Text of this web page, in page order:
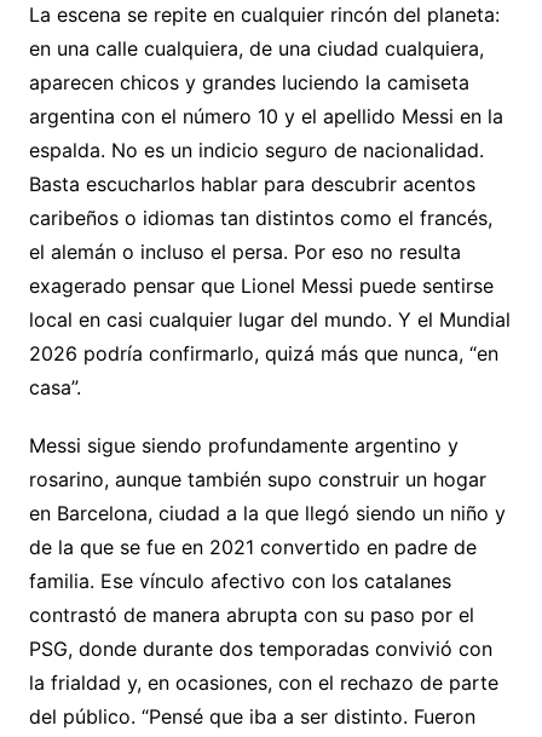
p
y
Li
n
k
ai
l
at
s
A
p
p
e
gr
a
m
c
e
b
o
o
k
s
s
e
n
g
er
m
p
ar
tir
La escena se repite en cualquier rincón del planeta:
en una calle cualquiera, de una ciudad cualquiera,
aparecen chicos y grandes luciendo la camiseta
argentina con el número 10 y el apellido Messi en la
espalda. No es un indicio seguro de nacionalidad.
Basta escucharlos hablar para descubrir acentos
caribeños o idiomas tan distintos como el francés,
el alemán o incluso el persa. Por eso no resulta
exagerado pensar que Lionel Messi puede sentirse
local en casi cualquier lugar del mundo. Y el Mundial
2026 podría confirmarlo, quizá más que nunca, “en
casa”.
Messi sigue siendo profundamente argentino y
rosarino, aunque también supo construir un hogar
en Barcelona, ciudad a la que llegó siendo un niño y
de la que se fue en 2021 convertido en padre de
familia. Ese vínculo afectivo con los catalanes
contrastó de manera abrupta con su paso por el
PSG, donde durante dos temporadas convivió con
la frialdad y, en ocasiones, con el rechazo de parte
del público. “Pensé que iba a ser distinto. Fueron